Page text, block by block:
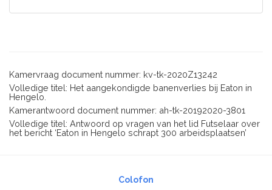
Kamervraag document nummer: kv-tk-2020Z13242
Volledige titel: Het aangekondigde banenverlies bij Eaton in
Hengelo.
Kamerantwoord document nummer: ah-tk-20192020-3801
Volledige titel: Antwoord op vragen van het lid Futselaar over
het bericht ‘Eaton in Hengelo schrapt 300 arbeidsplaatsen’
Colofon